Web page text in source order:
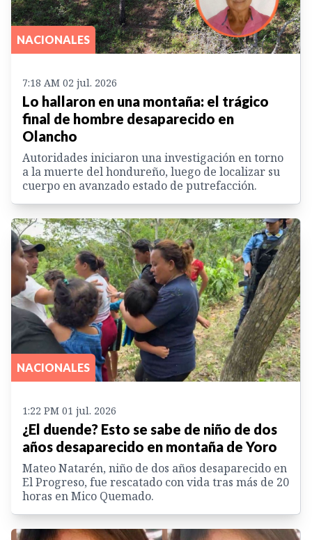
NACIONALES
7:18 AM 02 jul. 2026
Lo hallaron en una montaña: el trágico
final de hombre desaparecido en
Olancho
Autoridades iniciaron una investigación en torno
a la muerte del hondureño, luego de localizar su
cuerpo en avanzado estado de putrefacción.
NACIONALES
1:22 PM 01 jul. 2026
¿El duende? Esto se sabe de niño de dos
años desaparecido en montaña de Yoro
Mateo Natarén, niño de dos años desaparecido en
El Progreso, fue rescatado con vida tras más de 20
horas en Mico Quemado.